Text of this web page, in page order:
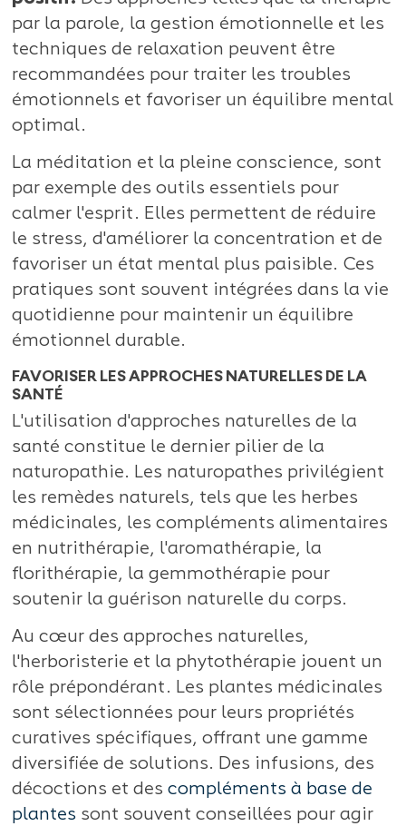
par la parole, la gestion émotionnelle et les
techniques de relaxation peuvent être
recommandées pour traiter les troubles
émotionnels et favoriser un équilibre mental
optimal.
La méditation et la pleine conscience, sont
par exemple des outils essentiels pour
calmer l'esprit. Elles permettent de réduire
le stress, d'améliorer la concentration et de
favoriser un état mental plus paisible. Ces
pratiques sont souvent intégrées dans la vie
quotidienne pour maintenir un équilibre
émotionnel durable.
FAVORISER LES APPROCHES NATURELLES DE LA
SANTÉ
L'utilisation d'approches naturelles de la
santé constitue le dernier pilier de la
naturopathie. Les naturopathes privilégient
les remèdes naturels, tels que les herbes
médicinales, les compléments alimentaires
en nutrithérapie, l'aromathérapie, la
florithérapie, la gemmothérapie pour
soutenir la guérison naturelle du corps.
Au cœur des approches naturelles,
l'herboristerie et la phytothérapie jouent un
rôle prépondérant. Les plantes médicinales
sont sélectionnées pour leurs propriétés
curatives spécifiques, offrant une gamme
diversifiée de solutions. Des infusions, des
décoctions et des compléments à base de
plantes sont souvent conseillées pour agir